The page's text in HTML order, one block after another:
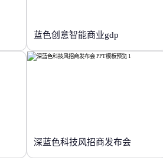
蓝色创意智能商业gdp
深蓝色科技风招商发布会